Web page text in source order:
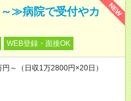
NEW
≫病院で受付やカ
WEB登録・面接OK
～（日収1万2800円×20日）